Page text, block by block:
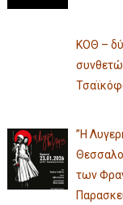
ΚΟΘ –
”Η
των